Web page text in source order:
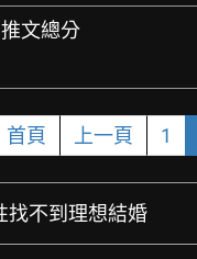
推文總分
首頁 上一頁 1
找不到理想結婚